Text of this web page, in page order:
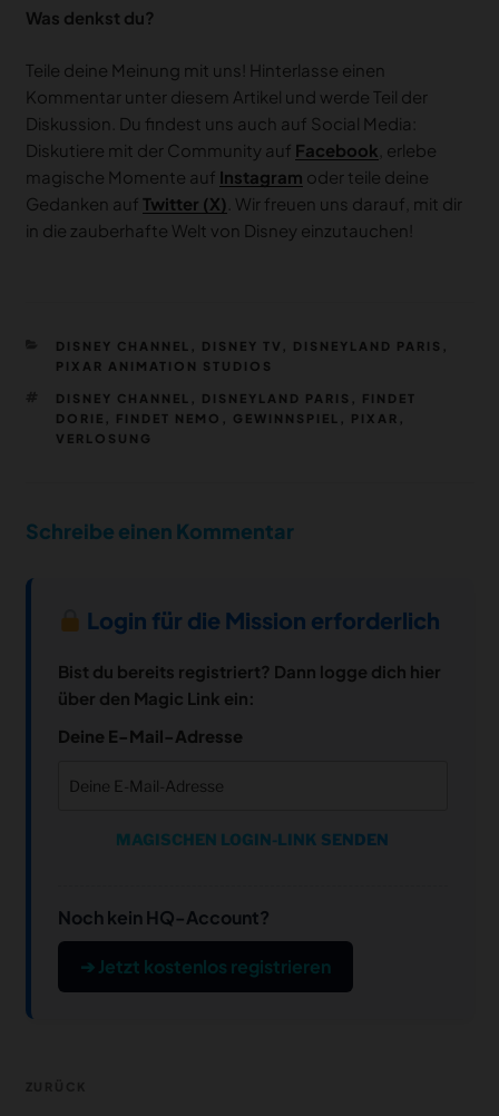
Was denkst du?
Teile deine Meinung mit uns! Hinterlasse einen
Kommentar unter diesem Artikel und werde Teil der
Diskussion. Du findest uns auch auf Social Media:
Diskutiere mit der Community auf Facebook , erlebe
magische Momente auf Instagram oder teile deine
Gedanken auf Twitter (X) . Wir freuen uns darauf, mit dir
in die zauberhafte Welt von Disney einzutauchen!
KATEGORIEN
DISNEY CHANNEL DISNEY TV DISNEYLAND PARIS
PIXAR ANIMATION STUDIOS
SCHLAGWÖRTER
DISNEY CHANNEL DISNEYLAND PARIS
FINDET
DORIE
FINDET NEMO GEWINNSPIEL PIXAR
VERLOSUNG
Schreibe einen Kommentar
Login für die Mission erforderlich
Bist du bereits registriert? Dann logge dich hier
über den Magic Link ein:
Deine E-Mail-Adresse
MAGISCHEN LOGIN-LINK SENDEN
Noch kein HQ-Account?
➔ Jetzt kostenlos registrieren